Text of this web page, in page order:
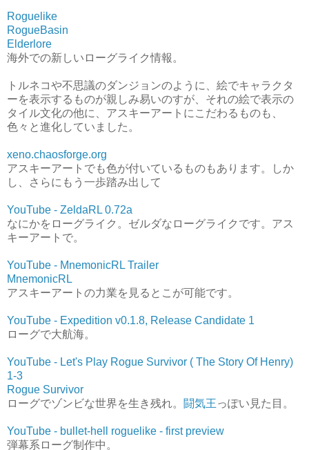
Roguelike
RogueBasin
Elderlore
海外での新しいローグライク情報。
トルネコや不思議のダンジョンのように、絵でキャラクタ
ーを表示するものが親しみ易いのすが、それの絵で表示の
タイル文化の他に、アスキーアートにこだわるものも、
色々と進化していました。
xeno.chaosforge.org
アスキーアートでも色が付いているものもあります。しか
し、さらにもう一歩踏み出して
YouTube - ZeldaRL 0.72a
なにかをローグライク。ゼルダなローグライクです。アス
キーアートで。
YouTube - MnemonicRL Trailer
MnemonicRL
アスキーアートの力業を見るとこが可能です。
YouTube - Expedition v0.1.8, Release Candidate 1
ローグで大航海。
YouTube - Let's Play Rogue Survivor ( The Story Of Henry)
1-3
Rogue Survivor
ローグでゾンビな世界を生き残れ。 闘気王っぽい見た目。
YouTube - bullet-hell roguelike - first preview
弾幕系ローグ制作中。